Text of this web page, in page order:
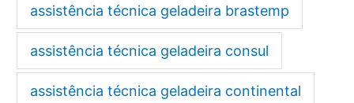
assistência técnica geladeira brastemp
assistência técnica geladeira consul
assistência técnica geladeira continental